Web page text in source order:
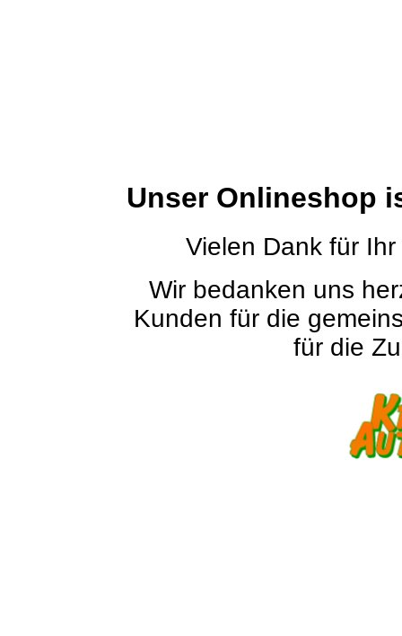
Unser Onlineshop
Vielen Dank für
Wir bedanken uns
Kunden für die
für die